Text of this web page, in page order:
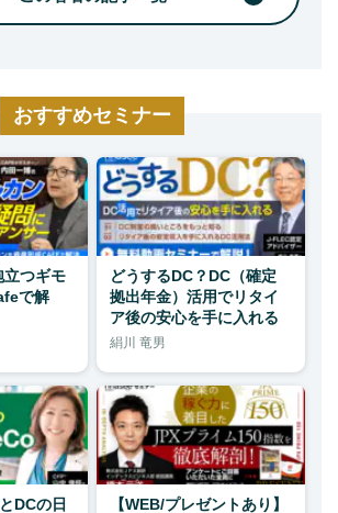
おすすめセミナー
立つギモ
で解
どうするDC？DC（確定
拠出年金）活用でリタイ
ア後の安心を手に入れる
絹川 竜男
DCの日
【WEB/プレゼントあり】